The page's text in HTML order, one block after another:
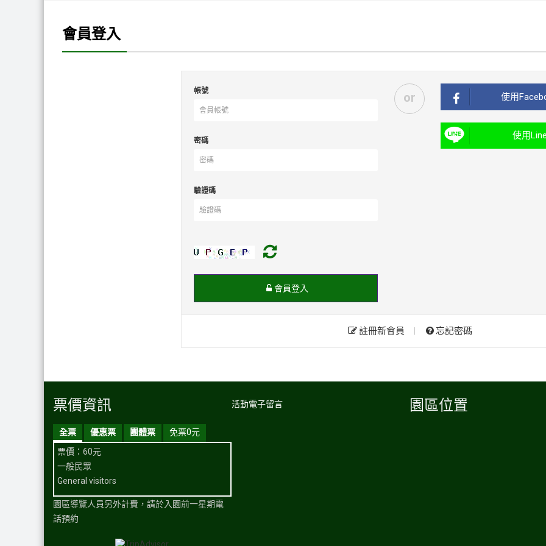
會員登入
帳號
密碼
驗證碼
會員登入
or 使用
使用
註冊新會員 | 忘記密碼
票價資訊
全票 優惠票 團體票
免票0元
票價：60元
一般民眾
General visitors
園區導覽人員另外計費，請於入園前一星期電
話預約
活動電子留言 園區位置